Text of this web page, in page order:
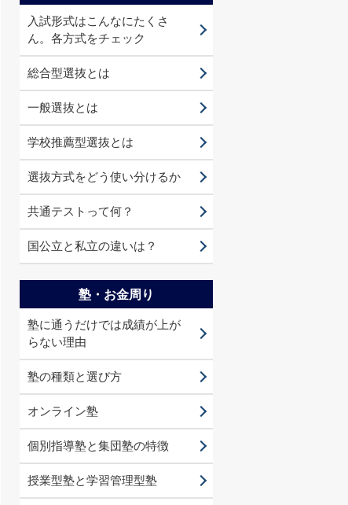
入試形式はこんなにたくさ
ん。各方式をチェック
総合型選抜とは
一般選抜とは
学校推薦型選抜とは
選抜方式をどう使い分けるか
共通テストって何？
国公立と私立の違いは？
塾・お金周り
塾に通うだけでは成績が上が
らない理由
塾の種類と選び方
オンライン塾
個別指導塾と集団塾の特徴
授業型塾と学習管理型塾